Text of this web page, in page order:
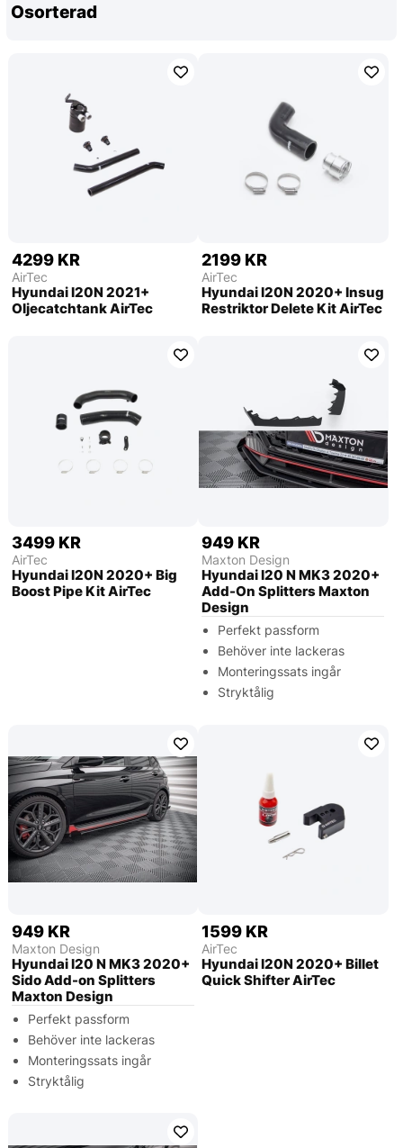
Osorterad
4299 KR
AirTec
Hyundai I20N 2021+
Oljecatchtank AirTec
2199 KR
AirTec
Hyundai I20N 2020+ Insug
Restriktor Delete Kit AirTec
3499 KR
AirTec
Hyundai I20N 2020+ Big
Boost Pipe Kit AirTec
949 KR
Maxton Design
Hyundai I20 N MK3 2020+
Add-On Splitters Maxton
Design
Perfekt passform
Behöver inte lackeras
Monteringssats ingår
Stryktålig
949 KR
Maxton Design
Hyundai I20 N MK3 2020+
Sido Add-on Splitters
Maxton Design
Perfekt passform
Behöver inte lackeras
Monteringssats ingår
Stryktålig
1599 KR
AirTec
Hyundai I20N 2020+ Billet
Quick Shifter AirTec